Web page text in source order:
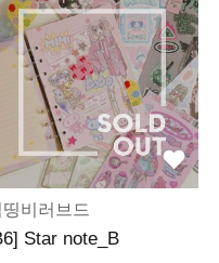
비러브드
Star note_B